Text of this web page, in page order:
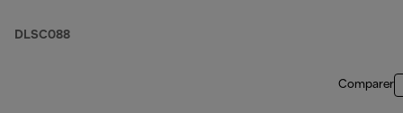
DLSC088
Comparer